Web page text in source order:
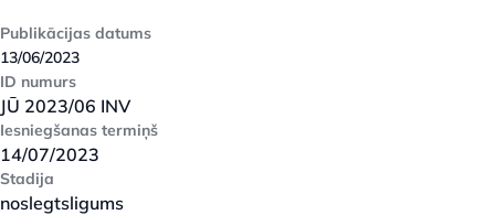
Publikācijas datums
13/06/2023
ID numurs
JŪ 2023/06 INV
Iesniegšanas termiņš
14/07/2023
Stadija
noslegtsligums